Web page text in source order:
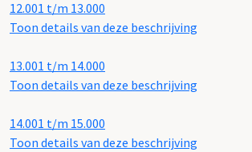
12.001 t/m 13.000
Toon details van deze beschrijving
13.001 t/m 14.000
Toon details van deze beschrijving
14.001 t/m 15.000
Toon details van deze beschrijving